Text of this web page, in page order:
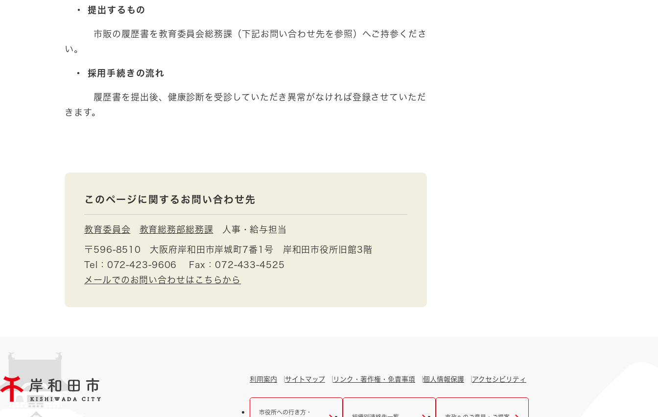
・ 提出するもの
市販の履歴書を教育委員会総務課（下記お問い合わせ先を参照）へご持参くださ
い。
・ 採用手続きの流れ
履歴書を提出後、健康診断を受診していただき異常がなければ登録させていただ
きます。
このページに関するお問い合わせ先
教育委員会 教育総務部総務課 人事・給与担当
〒596-8510
大阪府岸和田市岸城町7番1号 岸和田市役所旧館3階
Tel：072-423-9606
Fax：072-433-4525
メールでのお問い合わせはこちらから
利用案内 サイトマップ リンク・著作権・免責事項 個人情報保護 アクセシビリティ
市役所への行き方・